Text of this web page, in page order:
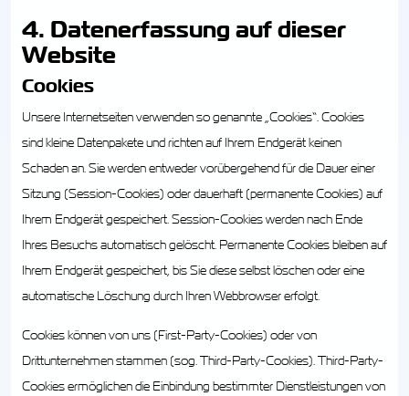
4. Datenerfassung auf dieser
Website
Cookies
Unsere Internetseiten verwenden so genannte „Cookies“. Cookies
sind kleine Datenpakete und richten auf Ihrem Endgerät keinen
Schaden an. Sie werden entweder vorübergehend für die Dauer einer
Sitzung (Session-Cookies) oder dauerhaft (permanente Cookies) auf
Ihrem Endgerät gespeichert. Session-Cookies werden nach Ende
Ihres Besuchs automatisch gelöscht. Permanente Cookies bleiben auf
Ihrem Endgerät gespeichert, bis Sie diese selbst löschen oder eine
automatische Löschung durch Ihren Webbrowser erfolgt.
Cookies können von uns (First-Party-Cookies) oder von
Drittunternehmen stammen (sog. Third-Party-Cookies). Third-Party-
Cookies ermöglichen die Einbindung bestimmter Dienstleistungen von